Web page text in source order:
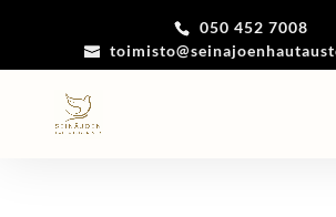
050 452 7008